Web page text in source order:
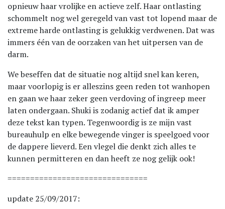
opnieuw haar vrolijke en actieve zelf. Haar ontlasting
schommelt nog wel geregeld van vast tot lopend maar de
extreme harde ontlasting is gelukkig verdwenen. Dat was
immers één van de oorzaken van het uitpersen van de
darm.
We beseffen dat de situatie nog altijd snel kan keren,
maar voorlopig is er alleszins geen reden tot wanhopen
en gaan we haar zeker geen verdoving of ingreep meer
laten ondergaan. Shuki is zodanig actief dat ik amper
deze tekst kan typen. Tegenwoordig is ze mijn vast
bureauhulp en elke bewegende vinger is speelgoed voor
de dappere lieverd. Een vlegel die denkt zich alles te
kunnen permitteren en dan heeft ze nog gelijk ook!
===============================
update 25/09/2017: